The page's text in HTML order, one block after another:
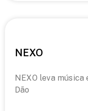
NEXO
NEXO leva
Dão